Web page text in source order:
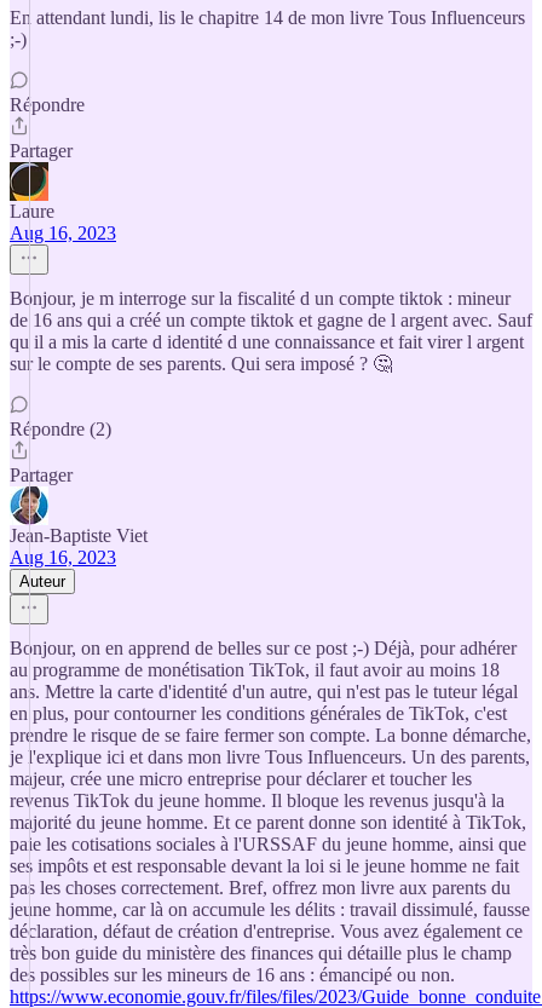
En attendant lundi, lis le chapitre 14 de mon livre Tous Influenceurs
;-)
Répondre
Partager
Laure
Aug 16, 2023
Bonjour, je m interroge sur la fiscalité d un compte tiktok : mineur
de 16 ans qui a créé un compte tiktok et gagne de l argent avec. Sauf
qu il a mis la carte d identité d une connaissance et fait virer l argent
sur le compte de ses parents. Qui sera imposé ? 🤔
Répondre (2)
Partager
Jean-Baptiste Viet
Aug 16, 2023
Auteur
Bonjour, on en apprend de belles sur ce post ;-) Déjà, pour adhérer
au programme de monétisation TikTok, il faut avoir au moins 18
ans. Mettre la carte d'identité d'un autre, qui n'est pas le tuteur légal
en plus, pour contourner les conditions générales de TikTok, c'est
prendre le risque de se faire fermer son compte. La bonne démarche,
je l'explique ici et dans mon livre Tous Influenceurs. Un des parents,
majeur, crée une micro entreprise pour déclarer et toucher les
revenus TikTok du jeune homme. Il bloque les revenus jusqu'à la
majorité du jeune homme. Et ce parent donne son identité à TikTok,
paie les cotisations sociales à l'URSSAF du jeune homme, ainsi que
ses impôts et est responsable devant la loi si le jeune homme ne fait
pas les choses correctement. Bref, offrez mon livre aux parents du
jeune homme, car là on accumule les délits : travail dissimulé, fausse
déclaration, défaut de création d'entreprise. Vous avez également ce
très bon guide du ministère des finances qui détaille plus le champ
des possibles sur les mineurs de 16 ans : émancipé ou non.
https://www.economie.gouv.fr/files/files/2023/